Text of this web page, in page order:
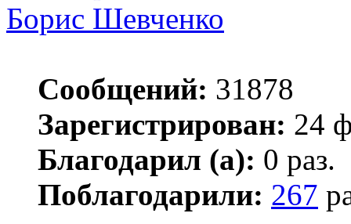
Борис Шевченко
Сообщений: 31878
Зарегистрирован: 24
Благодарил (а): 0 раз.
Поблагодарили: 267